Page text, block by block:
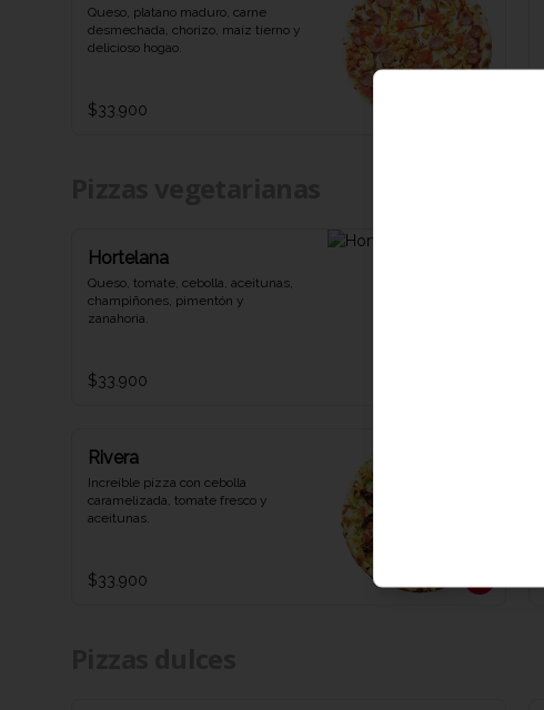
Queso, platano maduro, carne
desmechada, chorizo, maíz tierno y
delicioso hogao.
$33.900
Hortelana
Queso, tomate, cebolla, aceitunas,
champiñones, pimentón y
zanahoria.
$33.900
Rivera
Increíble pizza con cebolla
caramelizada, tomate fresco y
aceitunas.
$33.900